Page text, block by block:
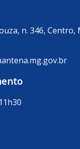
n. 346, Centro,